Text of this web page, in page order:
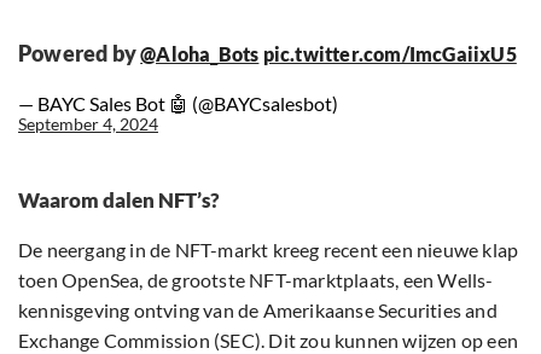
Powered by@Aloha_Bots pic.twitter.com/ImcGaiixU5
— BAYC Sales Bot 🤖️ (@BAYCsalesbot)
September 4, 2024
Waarom dalen NFT’s?
De neergang in de NFT-markt kreeg recent een nieuwe klap
toen OpenSea, de grootste NFT-marktplaats, een Wells-
kennisgeving ontving van de Amerikaanse Securities and
Exchange Commission (SEC). Dit zou kunnen wijzen op een